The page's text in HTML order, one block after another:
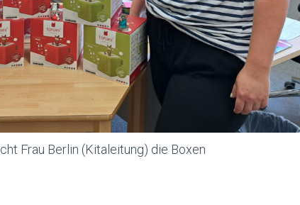
Frau Berlin (Kitaleitung) die Boxen